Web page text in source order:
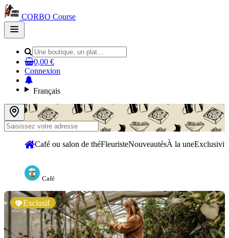
CORBO Course
Open
main
0,00 €
Connexion
Français
Café ou salon de théFleuristeNouveautésÀ la une
Café
Exclusif